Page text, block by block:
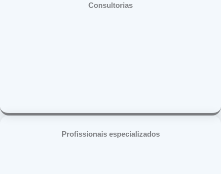
Consultorias
Profissionais especializados